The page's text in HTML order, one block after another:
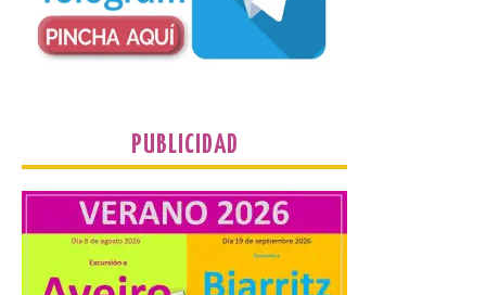
Nueva edición de León
de…viaje. Una iniciativa
organizado por la sección
juvenil de la Asociación
jóvenes “Enredando.info”. Eduardo
Morán nos envía desde la carretera […]
Camarzius fest: frente al
macroevento, un festival
cultural transformador
PUBLICIDAD